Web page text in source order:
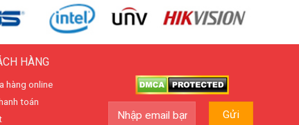
HÀNG
hàng online
toán